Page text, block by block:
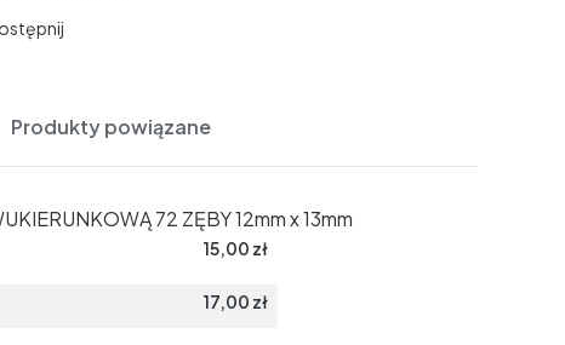
Produkty powiązane
72 ZĘBY 12mm x 13mm
15,00 zł
17,00 zł